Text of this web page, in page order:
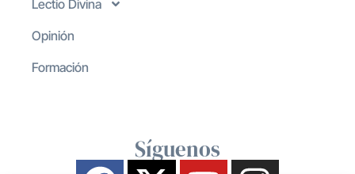
Lectio Divina
Opinión
Formación
Síguenos